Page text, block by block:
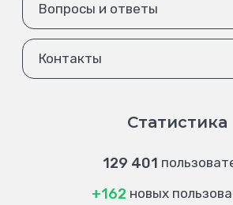
Вопросы и ответы
Контакты
Статистика
129 401
+162 новых